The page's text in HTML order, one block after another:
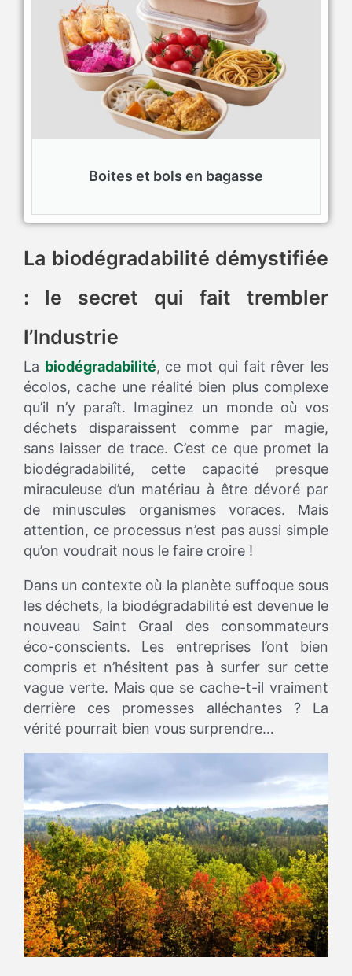
Boites et bols en bagasse
La biodégradabilité démystifiée
: le secret qui fait trembler
l’Industrie
La biodégradabilité, ce mot qui fait rêver les
écolos, cache une réalité bien plus complexe
qu’il n’y paraît. Imaginez un monde où vos
déchets disparaissent comme par magie,
sans laisser de trace. C’est ce que promet la
biodégradabilité, cette capacité presque
miraculeuse d’un matériau à être dévoré par
de minuscules organismes voraces. Mais
attention, ce processus n’est pas aussi simple
qu’on voudrait nous le faire croire !
Dans un contexte où la planète suffoque sous
les déchets, la biodégradabilité est devenue le
nouveau Saint Graal des consommateurs
éco-conscients. Les entreprises l’ont bien
compris et n’hésitent pas à surfer sur cette
vague verte. Mais que se cache-t-il vraiment
derrière ces promesses alléchantes ? La
vérité pourrait bien vous surprendre…